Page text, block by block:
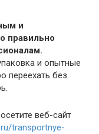
и
правильно
и опытные
переехать без
веб-сайт
transportnye-